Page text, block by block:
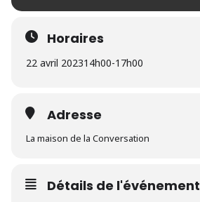
Horaires
22 avril 202314h00-17h00
Adresse
La maison de la Conversation
Détails de l'événement